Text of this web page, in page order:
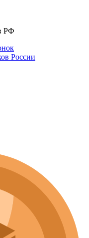
РФ
России